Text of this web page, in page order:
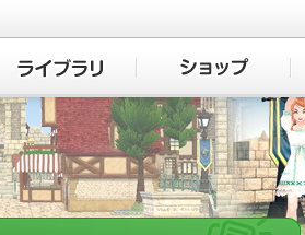
マビノギ